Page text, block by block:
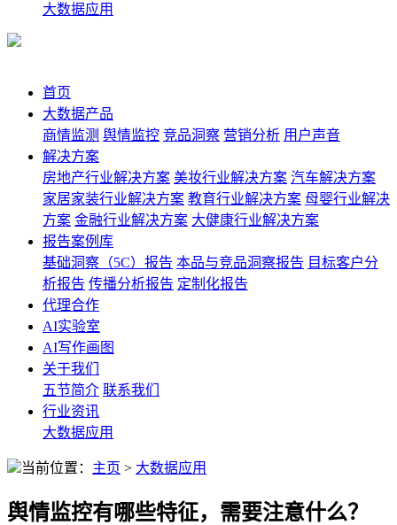
大数据应用
首页
大数据产品
商情监测 舆情监控 竞品洞察 营销分析 用户声音
解决方案
房地产行业解决方案 美妆行业解决方案 汽车解决方案
家居家装行业解决方案 教育行业解决方案 母婴行业解决
方案 金融行业解决方案 大健康行业解决方案
报告案例库
基础洞察（5C）报告 本品与竞品洞察报告 目标客户分
析报告 传播分析报告 定制化报告
代理合作
AI实验室
AI写作画图
关于我们
五节简介 联系我们
行业资讯
大数据应用
当前位置： 主页 > 大数据应用
舆情监控有哪些特征，需要注意什么？